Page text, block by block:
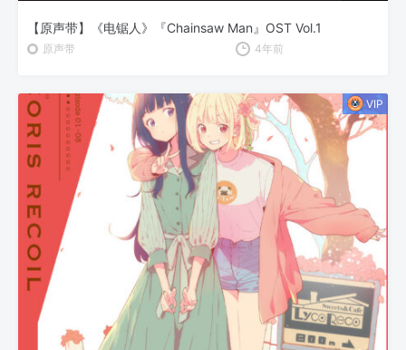
【原声带】《电锯人》『Chainsaw Man』OST Vol.1
原声带 4年前